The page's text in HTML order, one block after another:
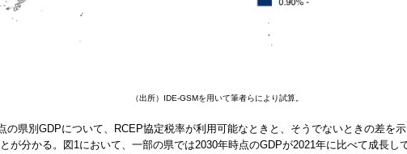
（出所）IDE-GSMを用いて筆者らにより試算。
の県別GDPについて、RCEP協定税率が利用可能なときと、そうでないときの差を
が分かる。図1において、一部の県では2030年時点のGDPが2021年に比べて成長し